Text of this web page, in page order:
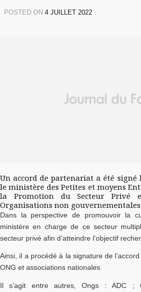
POSTED ON 4 JUILLET 2022
Un accord de partenariat a été signé
le ministère des Petites et moyens
la Promotion du Secteur Privé
Organisations non gouvernementales.
Dans la perspective de promouvoir la
ministère en charge de ce secteur
secteur privé afin d’atteindre l’objectif
Ainsi, il a procédé à la signature de
ONG et associations nationales.
Il s’agit entre autres, Ongs : ADC ;